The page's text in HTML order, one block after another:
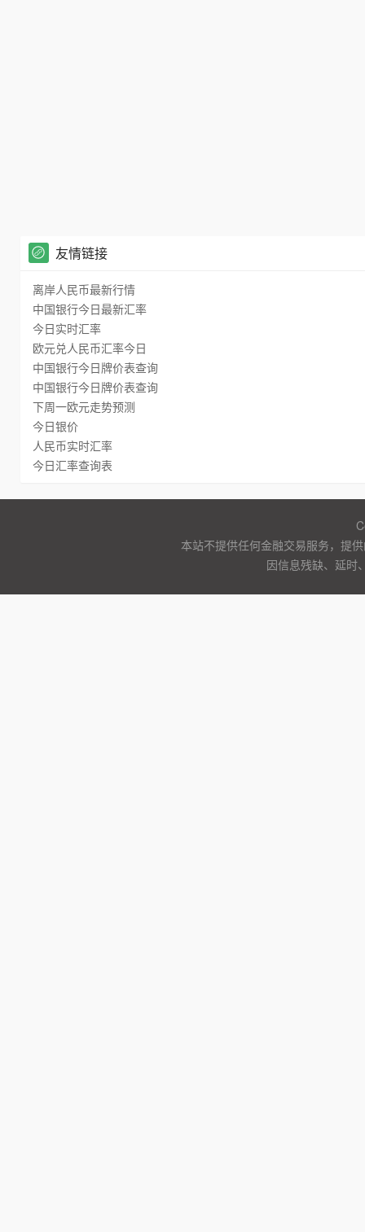
友情链接
离岸人民币最新行情
中国银行今日最新汇率
今日实时汇率
欧元兑人民币汇率今日
中国银行今日牌价表查询
中国银行今日牌价表查询
下周一欧元走势预测
今日银价
人民币实时汇率
今日汇率查询表
本站不提供任何金融交易服务，提
因信息残缺、延时